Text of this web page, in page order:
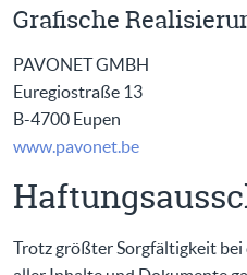
Grafische
PAVONET GMBH
Euregiostraße 13
B-4700 Eupen
www.pavonet.be
Trotz größter Sorgfältigkeit